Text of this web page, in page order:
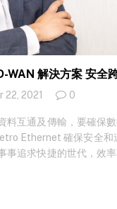
WAN 解決方案 安全
22, 2021 0
料互通及傳輸，要確保
Ethernet 確保安全和
事追求快捷的世代，效